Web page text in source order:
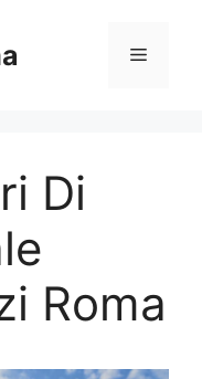
Menu
Di
Roma